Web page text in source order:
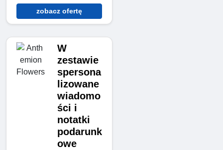
zobacz ofertę
W
zestawie
spersona
lizowane
wiadomo
ści i
notatki
podarunk
owe